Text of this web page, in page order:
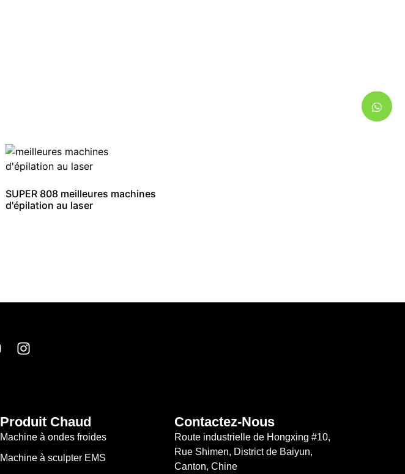
SUPER 808 meilleures machines
d'épilation au laser
Produit Chaud
Machine à ondes froides
Machine à sculpter EMS
Contactez-Nous
Route industrielle de Hongxing #10,
Rue Shimen, District de Baiyun,
Canton, Chine